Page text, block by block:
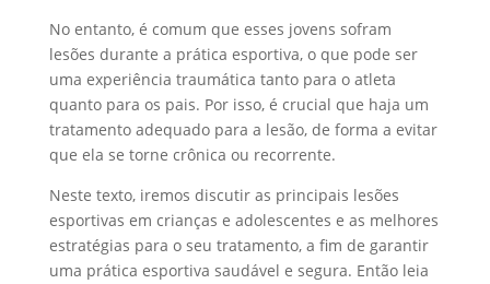
No entanto, é comum que esses jovens sofram
lesões durante a prática esportiva, o que pode ser
uma experiência traumática tanto para o atleta
quanto para os pais. Por isso, é crucial que haja um
tratamento adequado para a lesão, de forma a evitar
que ela se torne crônica ou recorrente.
Neste texto, iremos discutir as principais lesões
esportivas em crianças e adolescentes e as melhores
estratégias para o seu tratamento, a fim de garantir
uma prática esportiva saudável e segura. Então leia